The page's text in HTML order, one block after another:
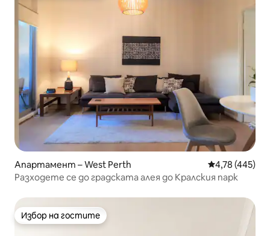
Апартамент – West Perth Средна
4,78 (445)
Разходете се до градската алея до Кралския парк
Избор на гостите
Избор на гостите